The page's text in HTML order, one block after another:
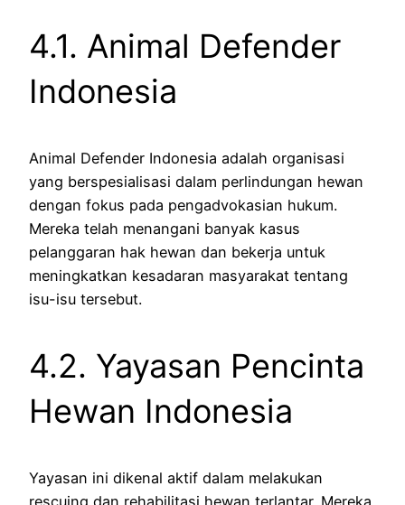
4.1. Animal Defender
Indonesia
Animal Defender Indonesia adalah organisasi
yang berspesialisasi dalam perlindungan hewan
dengan fokus pada pengadvokasian hukum.
Mereka telah menangani banyak kasus
pelanggaran hak hewan dan bekerja untuk
meningkatkan kesadaran masyarakat tentang
isu-isu tersebut.
4.2. Yayasan Pencinta
Hewan Indonesia
Yayasan ini dikenal aktif dalam melakukan